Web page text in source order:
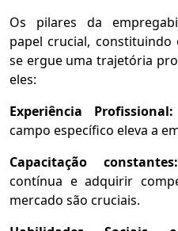
Os pilares da
papel crucial,
se ergue uma trajetória
eles:
Experiência Profissional:
campo específico eleva a
Capacitação
contínua e adquirir
mercado são cruciais.